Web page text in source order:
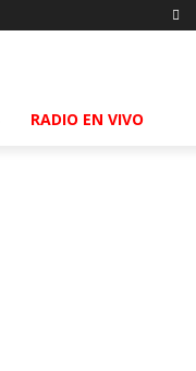
RADIO EN VIVO